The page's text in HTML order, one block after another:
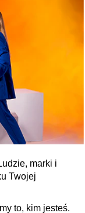
marki i
Twojej
to, kim jesteś.